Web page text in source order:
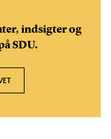
indsigter og
SDU.